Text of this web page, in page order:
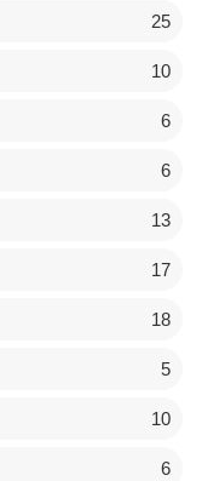
25
10
6
6
13
17
18
5
10
6